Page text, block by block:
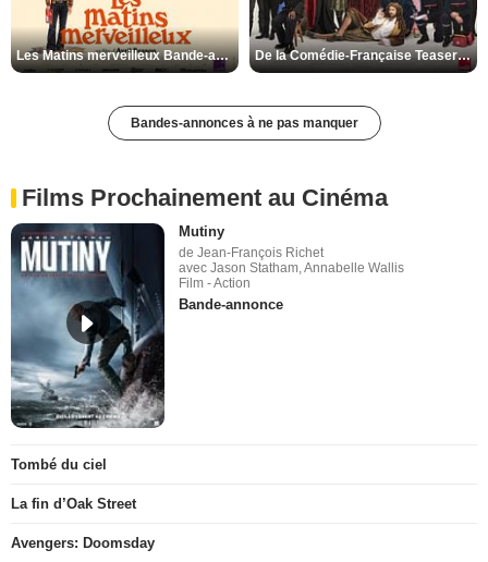
Les Matins merveilleux Bande-annonce VF De la Comédie-Française Teaser VF
Bandes-annonces à ne pas manquer
Films Prochainement au Cinéma
Mutiny
de Jean-François Richet
avec Jason Statham, Annabelle Wallis
Film - Action
Bande-annonce
Tombé du ciel
La fin d’Oak Street
Avengers: Doomsday